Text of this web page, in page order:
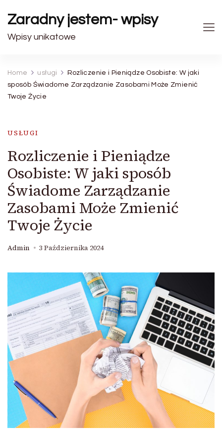
Zaradny jestem- wpisy
Wpisy unikatowe
Home usługi
Rozliczenie i Pieniądze Osobiste: W jaki
sposób Świadome Zarządzanie Zasobami Może Zmienić
Twoje Życie
USŁUGI
Rozliczenie i Pieniądze
Osobiste: W jaki sposób
Świadome Zarządzanie
Zasobami Może Zmienić
Twoje Życie
Admin 3 Października 2024